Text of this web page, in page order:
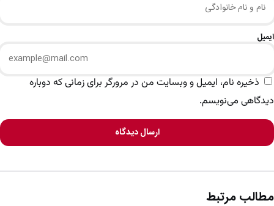
ایمیل
ذخیره نام، ایمیل و وبسایت من در مرورگر برای زمانی که دوباره
دیدگاهی می‌نویسم.
ارسال دیدگاه
مطالب مرتبط